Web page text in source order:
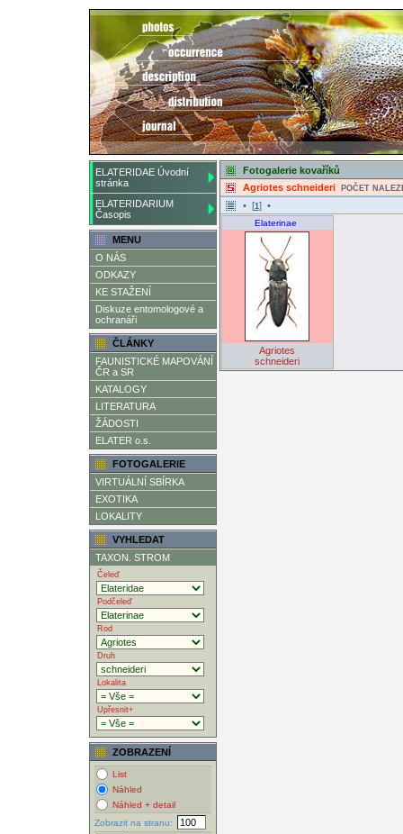
ELATERIDAE Úvodní
stránka
ELATERIDARIUM
Časopis
MENU
O NÁS
ODKAZY
KE STAŽENÍ
Diskuze entomologové a
ochranáři
ČLÁNKY
FAUNISTICKÉ MAPOVÁNÍ
ČR a SR
KATALOGY
LITERATURA
ŽÁDOSTI
ELATER o.s.
FOTOGALERIE
VIRTUÁLNÍ SBÍRKA
EXOTIKA
LOKALITY
VYHLEDAT
TAXON. STROM
Čeleď
Podčeleď
Rod
Druh
Lokalita
Upřesnit+
ZOBRAZENÍ
List
Náhled
Náhled + detail
Zobrazit na stranu:
Fotogalerie kovaříků
Agriotes schneideri
POČET
• [1] •
Elaterinae
Agriotes
schneideri